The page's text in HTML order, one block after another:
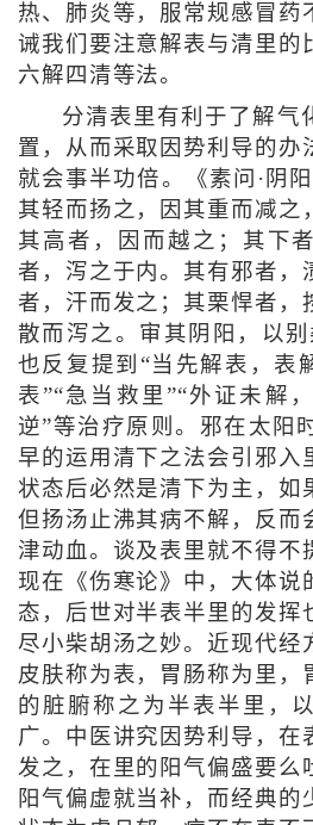
热、肺炎等，服常规感冒药
诫我们要注意解表与清里的
六解四清等法。
分清表里有利于了解气
置，从而采取因势利导的办
就会事半功倍。《素问·阴
其轻而扬之，因其重而减
其高者，因而越之；其下
者，泻之于内。其有邪者，
者，汗而发之；其栗悍者，
散而泻之。审其阴阳，以别
也反复提到“当先解表，表
表”“急当救里”“外证未解
逆”等治疗原则。邪在太阳
早的运用清下之法会引邪入
状态后必然是清下为主，如
但扬汤止沸其病不解，反而
津动血。谈及表里就不得不
现在《伤寒论》中，大体说
态，后世对半表半里的发挥
尽小柴胡汤之妙。近现代经
皮肤称为表，胃肠称为里，
的脏腑称之为半表半里，
广。中医讲究因势利导，在
发之，在里的阳气偏盛要么
阳气偏虚就当补，而经典的